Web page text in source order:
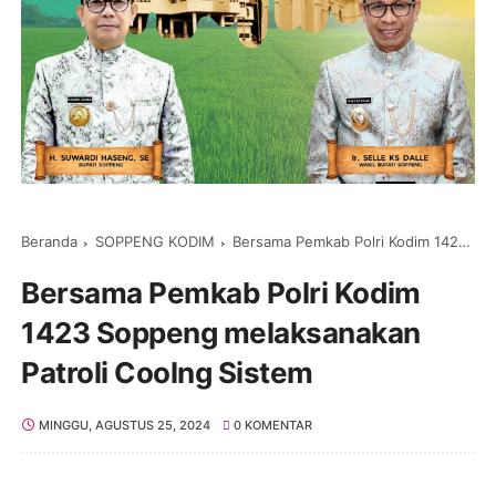
Beranda SOPPENG KODIM Bersama Pemkab Polri Kodim 1423 Soppeng melaksanakan Patroli Coolng Sistem
Bersama Pemkab Polri Kodim
1423 Soppeng melaksanakan
Patroli Coolng Sistem
MINGGU, AGUSTUS 25, 2024 0 KOMENTAR